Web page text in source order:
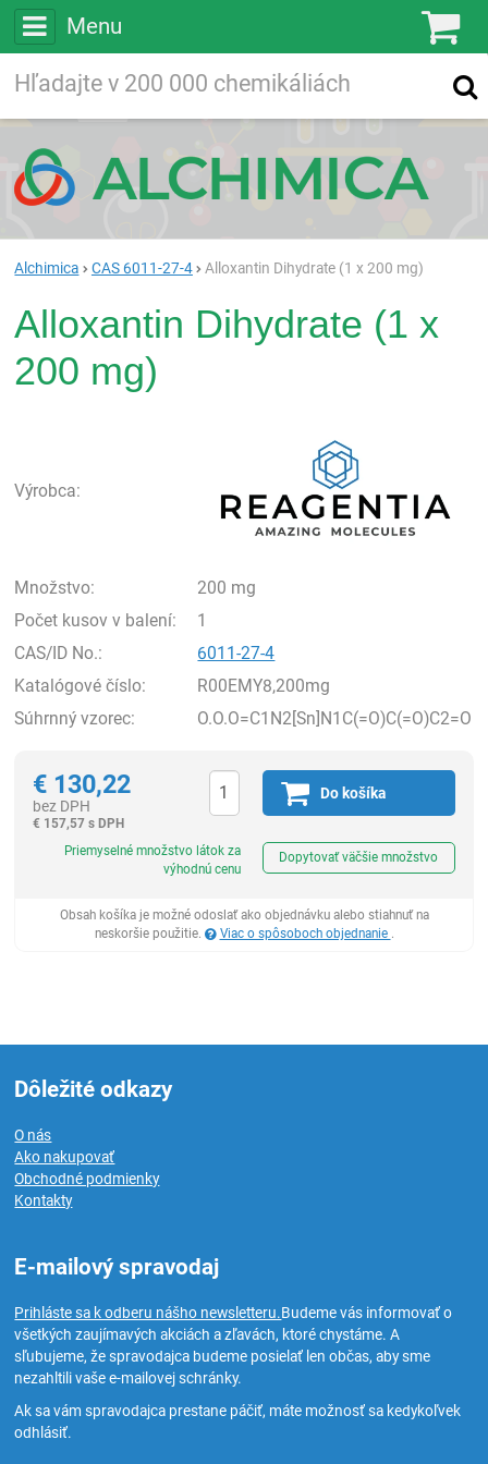
Menu
Vyhľadávanie
Alchimica CAS 6011-27-4 Alloxantin Dihydrate (1 x 200 mg)
Alloxantin Dihydrate (1 x
200 mg)
Výrobca:
Množstvo:
200 mg
Počet kusov v balení:
1
CAS/ID No.:
6011-27-4
Katalógové číslo:
R00EMY8,200mg
Súhrnný vzorec:
O.O.O=C1N2[Sn]N1C(=O)C(=O)C2=O
€ 130,22
bez DPH
€ 157,57 s DPH
Do košíka
Priemyselné množstvo látok za
výhodnú cenu
Dopytovať väčšie množstvo
Obsah košíka je možné odoslať ako objednávku alebo stiahnuť na
neskoršie použitie.
Viac o spôsoboch objednanie .
Dôležité odkazy
O nás
Ako nakupovať
Obchodné podmienky
Kontakty
E-mailový spravodaj
Prihláste sa k odberu nášho newsletteru.Budeme vás informovať o
všetkých zaujímavých akciách a zľavách, ktoré chystáme. A
sľubujeme, že spravodajca budeme posielať len občas, aby sme
nezahltili vaše e-mailovej schránky.
Ak sa vám spravodajca prestane páčiť, máte možnosť sa kedykoľvek
odhlásiť.